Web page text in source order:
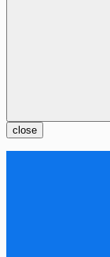
close